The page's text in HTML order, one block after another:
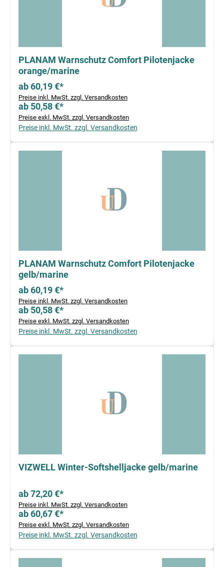
PLANAM Warnschutz Comfort Pilotenjacke
orange/marine
ab 60,19 €*
Preise inkl. MwSt. zzgl. Versandkosten
ab 50,58 €*
Preise exkl. MwSt. zzgl. Versandkosten
Preise inkl. MwSt. zzgl. Versandkosten
PLANAM Warnschutz Comfort Pilotenjacke
gelb/marine
ab 60,19 €*
Preise inkl. MwSt. zzgl. Versandkosten
ab 50,58 €*
Preise exkl. MwSt. zzgl. Versandkosten
Preise inkl. MwSt. zzgl. Versandkosten
VIZWELL Winter-Softshelljacke gelb/marine
ab 72,20 €*
Preise inkl. MwSt. zzgl. Versandkosten
ab 60,67 €*
Preise exkl. MwSt. zzgl. Versandkosten
Preise inkl. MwSt. zzgl. Versandkosten